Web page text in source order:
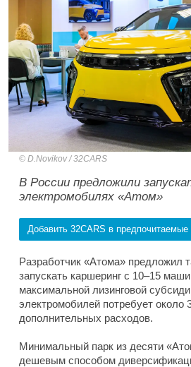
D.Novikov / 32CARS
В России предложили
электромобилях «Атом»
Добавить 32CARS в предпочитаемые
Разработчик «Атома» предложил
запускать каршеринг с 10–15
максимальной лизинговой
электромобилей потребует около
дополнительных расходов.
Минимальный парк из десяти
дешевым способом